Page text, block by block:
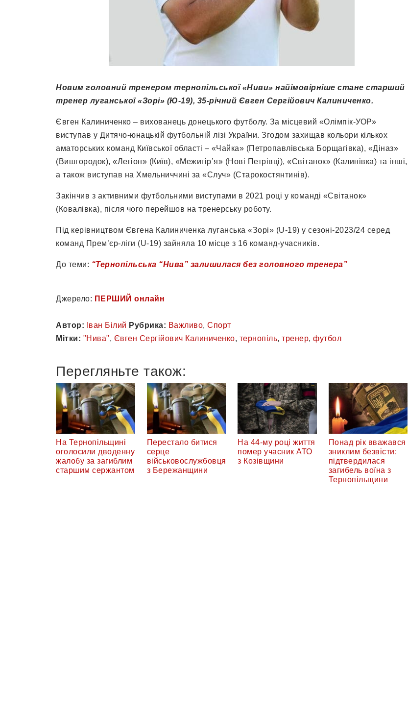
Новим головний тренером тернопільської «Ниви» найімовірніше стане старший
тренер луганської «Зорі» (Ю-19), 35-річний Євген Сергійович Калиниченко.
Євген Калиниченко – вихованець донецького футболу. За місцевий «Олімпік-УОР»
виступав у Дитячо-юнацькій футбольній лізі України. Згодом захищав кольори кількох
аматорських команд Київської області – «Чайка» (Петропавлівська Борщагівка), «Діназ»
(Вишгородок), «Легіон» (Київ), «Межигір’я» (Нові Петрівці), «Світанок» (Калинівка) та інші,
а також виступав на Хмельниччині за «Случ» (Старокостянтинів).
Закінчив з активними футбольними виступами в 2021 році у команді «Світанок»
(Ковалівка), після чого перейшов на тренерську роботу.
Під керівництвом Євгена Калиниченка луганська «Зорі» (U-19) у сезоні-2023/24 серед
команд Прем’єр-ліги (U-19) зайняла 10 місце з 16 команд-учасників.
До теми: “Тернопільська “Нива” залишилася без головного тренера”
Джерело: ПЕРШИЙ онлайн
Автор: Іван Білий Рубрика: Важливо, Спорт
Мітки: "Нива", Євген Сергійович Калиниченко, тернопіль, тренер, футбол
Перегляньте також:
На Тернопільщині
оголосили дводенну
жалобу за загиблим
старшим сержантом
Перестало битися
серце
військовослужбовця
з Бережанщини
На 44-му році життя
помер учасник АТО
з Козівщини
Понад рік вважався
зниклим безвісти:
підтвердилася
загибель воїна з
Тернопільщини